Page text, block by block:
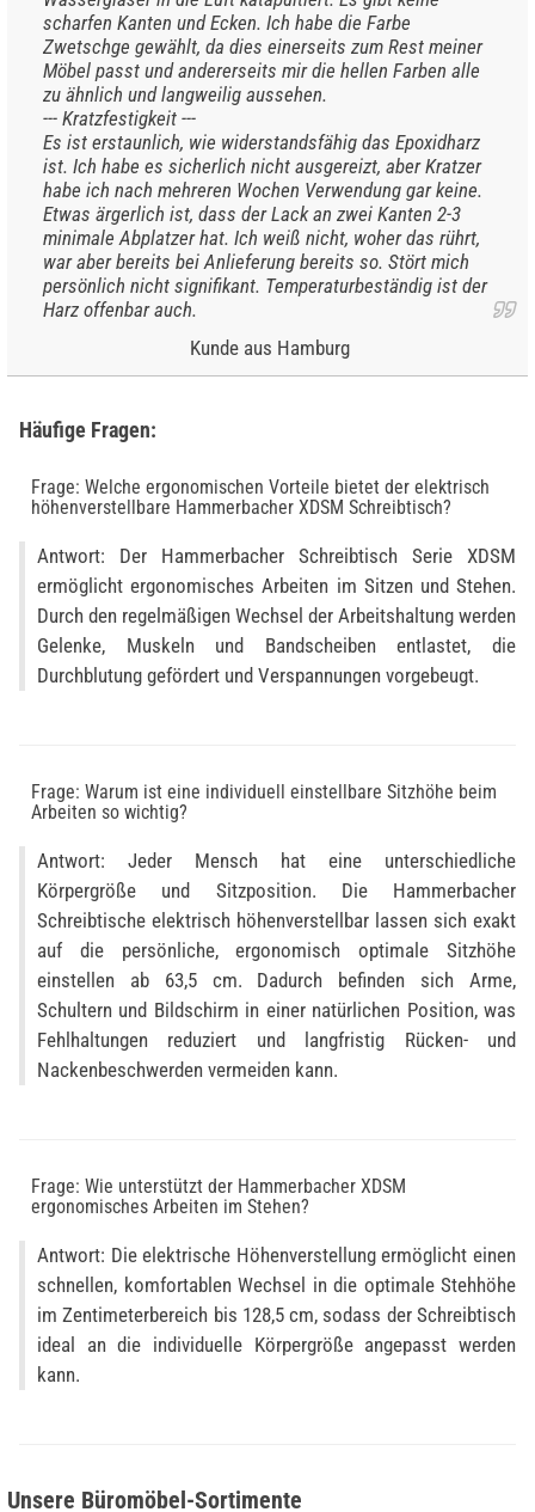
scharfen Kanten und Ecken. Ich habe die Farbe
Zwetschge gewählt, da dies einerseits zum Rest meiner
Möbel passt und andererseits mir die hellen Farben alle
zu ähnlich und langweilig aussehen.
--- Kratzfestigkeit ---
Es ist erstaunlich, wie widerstandsfähig das Epoxidharz
ist. Ich habe es sicherlich nicht ausgereizt, aber Kratzer
habe ich nach mehreren Wochen Verwendung gar keine.
Etwas ärgerlich ist, dass der Lack an zwei Kanten 2-3
minimale Abplatzer hat. Ich weiß nicht, woher das rührt,
war aber bereits bei Anlieferung bereits so. Stört mich
persönlich nicht signifikant. Temperaturbeständig ist der
Harz offenbar auch.
Kunde aus Hamburg
Häufige Fragen:
Frage: Welche ergonomischen Vorteile bietet der elektrisch
höhenverstellbare Hammerbacher XDSM Schreibtisch?
Antwort: Der Hammerbacher Schreibtisch Serie XDSM
ermöglicht ergonomisches Arbeiten im Sitzen und Stehen.
Durch den regelmäßigen Wechsel der Arbeitshaltung werden
Gelenke, Muskeln und Bandscheiben entlastet, die
Durchblutung gefördert und Verspannungen vorgebeugt.
Frage: Warum ist eine individuell einstellbare Sitzhöhe beim
Arbeiten so wichtig?
Antwort: Jeder Mensch hat eine unterschiedliche
Körpergröße und Sitzposition. Die Hammerbacher
Schreibtische elektrisch höhenverstellbar lassen sich exakt
auf die persönliche, ergonomisch optimale Sitzhöhe
einstellen ab 63,5 cm. Dadurch befinden sich Arme,
Schultern und Bildschirm in einer natürlichen Position, was
Fehlhaltungen reduziert und langfristig Rücken- und
Nackenbeschwerden vermeiden kann.
Frage: Wie unterstützt der Hammerbacher XDSM
ergonomisches Arbeiten im Stehen?
Antwort: Die elektrische Höhenverstellung ermöglicht einen
schnellen, komfortablen Wechsel in die optimale Stehhöhe
im Zentimeterbereich bis 128,5 cm, sodass der Schreibtisch
ideal an die individuelle Körpergröße angepasst werden
kann.
Unsere Büromöbel-Sortimente